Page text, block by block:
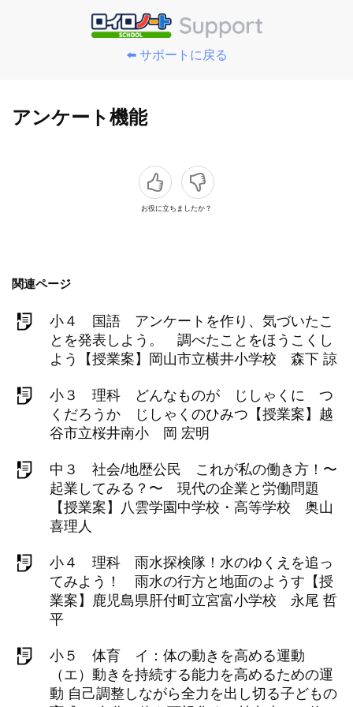
⬅️ サポートに戻る
アンケート機能
お役に立ちましたか？
関連ページ
小４ 国語 アンケートを作り、気づいたこ
とを発表しよう。 調べたことをほうこくし
よう【授業案】岡山市立横井小学校 森下 諒
小３ 理科 どんなものが じしゃくに つ
くだろうか じしゃくのひみつ【授業案】越
谷市立桜井南小 岡 宏明
中３ 社会/地歴公民 これが私の働き方！〜
起業してみる？〜 現代の企業と労働問題
【授業案】八雲学園中学校・高等学校 奥山
喜理人
小４ 理科 雨水探検隊！水のゆくえを追っ
てみよう！ 雨水の行方と地面のようす【授
業案】鹿児島県肝付町立宮富小学校 永尾 哲
平
小５ 体育 イ：体の動きを高める運動
（エ）動きを持続する能力を高めるための運
動 自己調整しながら全力を出し切る子どもの